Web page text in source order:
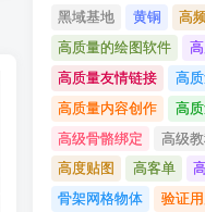
黑域基地
黄铜
高
高质量的绘图软件
高质量友情链接
高
高质量内容创作
高
高级骨骼绑定
高级
高度贴图
高客单
骨架网格物体
验证